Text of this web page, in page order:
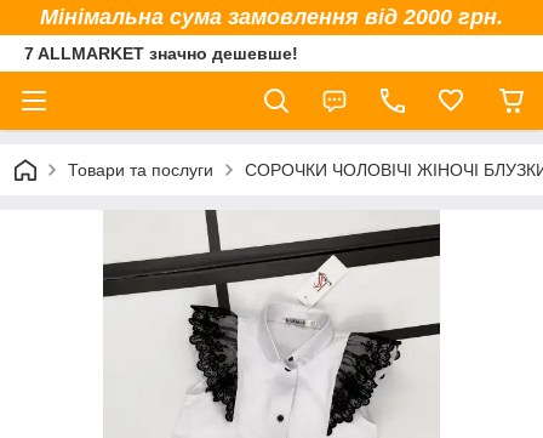
Мінімальна сума замовлення від 2000 грн.
7 ALLMARKET значно дешевше!
Товари та послуги СОРОЧКИ ЧОЛОВІЧІ ЖІНОЧІ